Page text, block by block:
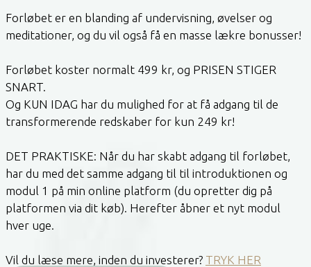
Forløbet er en blanding af undervisning, øvelser og
meditationer, og du vil også få en masse lækre bonusser!
Forløbet koster normalt 499 kr, og PRISEN STIGER
SNART.
Og KUN IDAG har du mulighed for at få adgang til de
transformerende redskaber for kun 249 kr!
DET PRAKTISKE: Når du har skabt adgang til forløbet,
har du med det samme adgang til til introduktionen og
modul 1 på min online platform (du opretter dig på
platformen via dit køb). Herefter åbner et nyt modul
hver uge.
Vil du læse mere, inden du investerer? TRYK HER